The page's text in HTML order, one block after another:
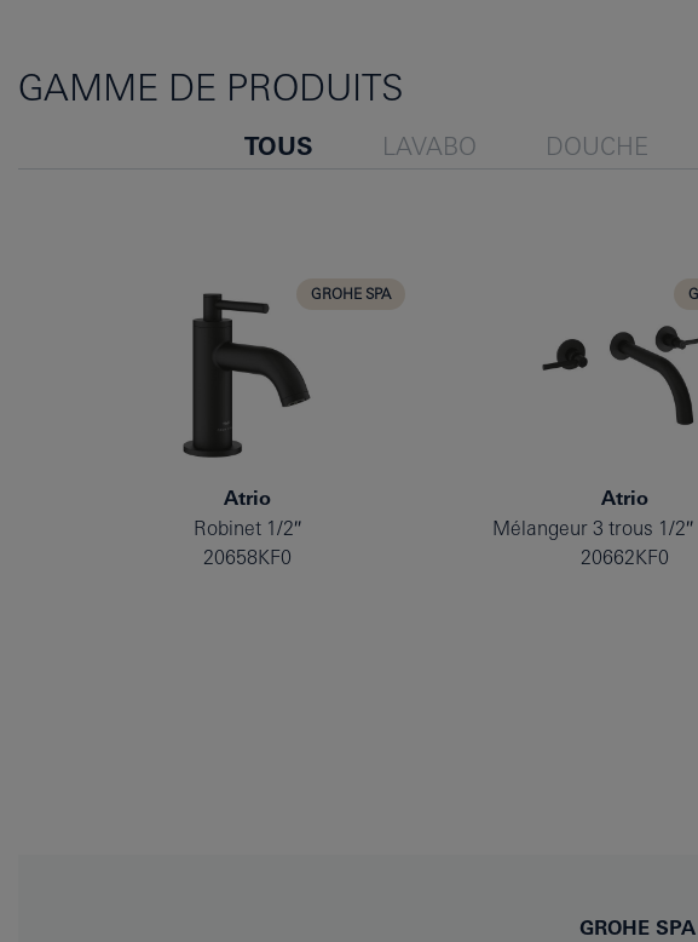
GAMME DE PRODUITS
TOUS LAVABO DOUCHE
GROHE SPA
Atrio
Robinet 1/2″
20658KF0
Atrio
Mélangeur 3 trous 1/
20662KF0
GROHE SPA